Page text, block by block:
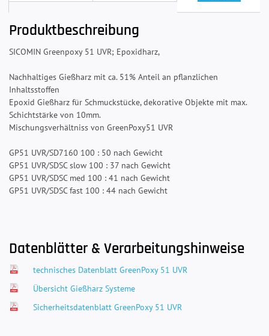
Produktbeschreibung
SICOMIN Greenpoxy 51 UVR; Epoxidharz,
Nachhaltiges Gießharz mit ca. 51% Anteil an pflanzlichen
Inhaltsstoffen
Epoxid Gießharz für Schmuckstücke, dekorative Objekte mit max.
Schichtstärke von 10mm.
Mischungsverhältniss von GreenPoxy51 UVR
GP51 UVR/SD7160 100 : 50 nach Gewicht
GP51 UVR/SDSC slow 100 : 37 nach Gewicht
GP51 UVR/SDSC med 100 : 41 nach Gewicht
GP51 UVR/SDSC fast 100 : 44 nach Gewicht
Datenblätter & Verarbeitungshinweise
technisches Datenblatt GreenPoxy 51 UVR
Übersicht Gießharz Systeme
Sicherheitsdatenblatt GreenPoxy 51 UVR